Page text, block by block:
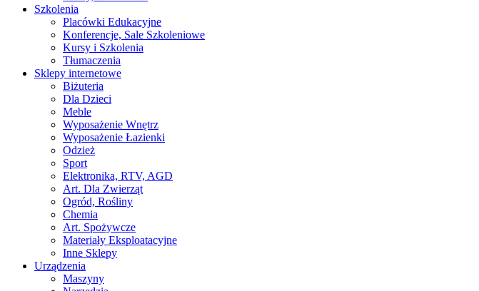
Szkolenia
Placówki Edukacyjne
Konferencje, Sale Szkoleniowe
Kursy i Szkolenia
Tłumaczenia
Sklepy internetowe
Biżuteria
Dla Dzieci
Meble
Wyposażenie Wnętrz
Wyposażenie Łazienki
Odzież
Sport
Elektronika, RTV, AGD
Art. Dla Zwierząt
Ogród, Rośliny
Chemia
Art. Spożywcze
Materiały Eksploatacyjne
Inne Sklepy
Urządzenia
Maszyny